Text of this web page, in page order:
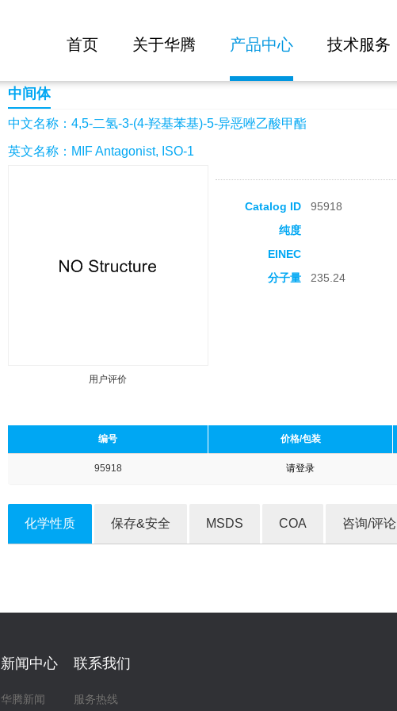
首页 关于华腾 产品中心 技术服务
4,5-二氢-3-(4-羟基苯基)-5-异恶唑乙酸甲酯
中间体
中文名称：4,5-二氢-3-(4-羟基苯基)-5-异恶唑乙酸甲酯
英文名称：MIF Antagonist, ISO-1
用户评价
Catalog ID 95918
纯度
EINEC
分子量 235.24
编号 价格/包装
95918 请登录
化学性质 保存&安全 MSDS COA 咨询/评论
新闻中心
华腾新闻
联系我们
服务热线